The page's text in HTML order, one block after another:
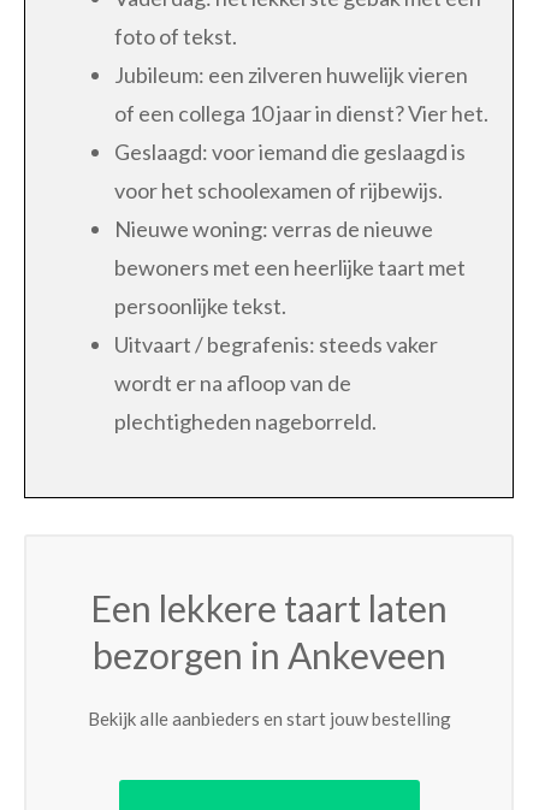
foto of tekst.
Jubileum: een zilveren huwelijk vieren
of een collega 10 jaar in dienst? Vier het.
Geslaagd: voor iemand die geslaagd is
voor het schoolexamen of rijbewijs.
Nieuwe woning: verras de nieuwe
bewoners met een heerlijke taart met
persoonlijke tekst.
Uitvaart / begrafenis: steeds vaker
wordt er na afloop van de
plechtigheden nageborreld.
Een lekkere taart laten
bezorgen in Ankeveen
Bekijk alle aanbieders en start jouw bestelling